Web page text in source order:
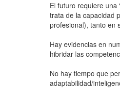
El futuro requiere
trata de la capacidad
profesional), tanto en
Hay evidencias en
hibridar las
No hay tiempo que
adaptabilidad/